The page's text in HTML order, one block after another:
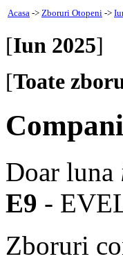
Acasa -> Zboruri Otopeni ->
[Iun 2025]
[Toate
Doar luna
E9 -
Zboruri